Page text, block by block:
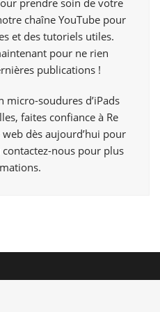
prendre soin de votre
chaîne YouTube pour
et des tutoriels utiles.
pour ne rien
publications !
micro-soudures d’iPads
faites confiance à Re
dès aujourd’hui pour
nous pour plus